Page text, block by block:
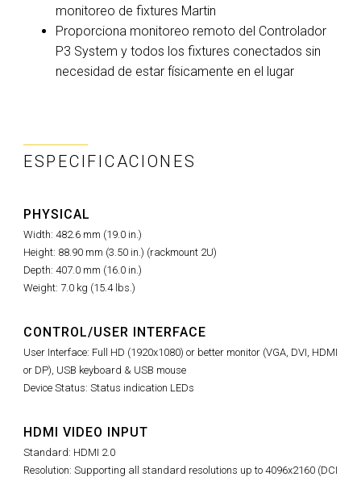
monitoreo de fixtures Martin
Proporciona monitoreo remoto del Controlador
P3 System y todos los fixtures conectados sin
necesidad de estar físicamente en el lugar
ESPECIFICACIONES
PHYSICAL
Width: 482.6 mm (19.0 in.)
Height: 88.90 mm (3.50 in.) (rackmount 2U)
Depth: 407.0 mm (16.0 in.)
Weight: 7.0 kg (15.4 lbs.)
CONTROL/USER INTERFACE
User Interface: Full HD (1920x1080) or better monitor (VGA, DVI, HDMI
or DP), USB keyboard & USB mouse
Device Status: Status indication LEDs
HDMI VIDEO INPUT
Standard: HDMI 2.0
Resolution: Supporting all standard resolutions up to 4096x2160 (DCI